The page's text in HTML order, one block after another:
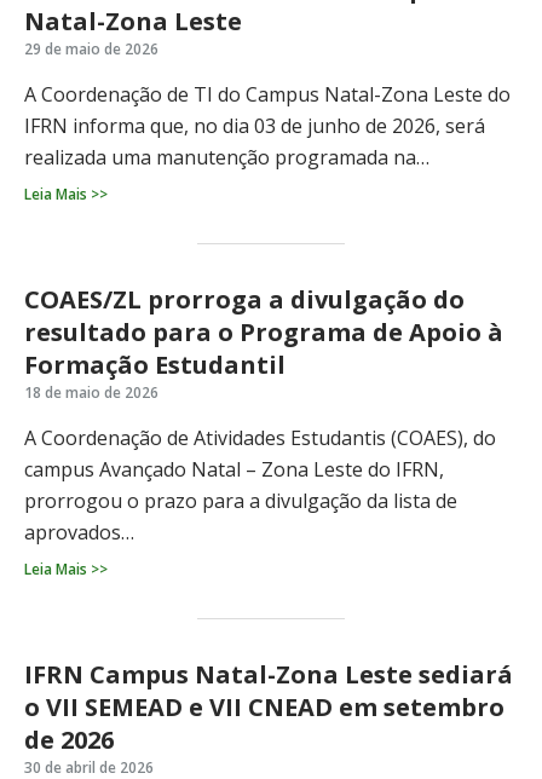
Natal-Zona Leste
29 de maio de 2026
A Coordenação de TI do Campus Natal-Zona Leste do
IFRN informa que, no dia 03 de junho de 2026, será
realizada uma manutenção programada na…
Leia Mais >>
COAES/ZL prorroga a divulgação do
resultado para o Programa de Apoio à
Formação Estudantil
18 de maio de 2026
A Coordenação de Atividades Estudantis (COAES), do
campus Avançado Natal – Zona Leste do IFRN,
prorrogou o prazo para a divulgação da lista de
aprovados…
Leia Mais >>
IFRN Campus Natal-Zona Leste sediará
o VII SEMEAD e VII CNEAD em setembro
de 2026
30 de abril de 2026